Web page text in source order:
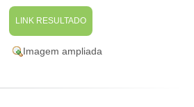
LINK RESULTADO
Imagem ampliada